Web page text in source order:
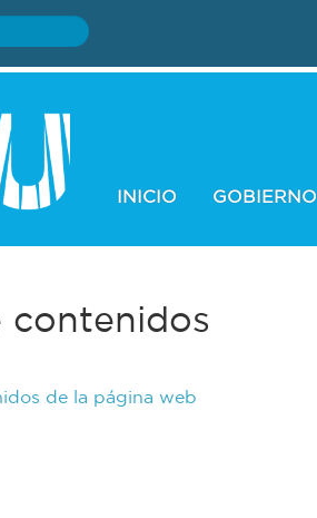
INICIO GOBIERNO
contenidos
de la página web